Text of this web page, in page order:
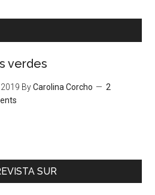
verdes
ByCarolina Corcho
2
SUR